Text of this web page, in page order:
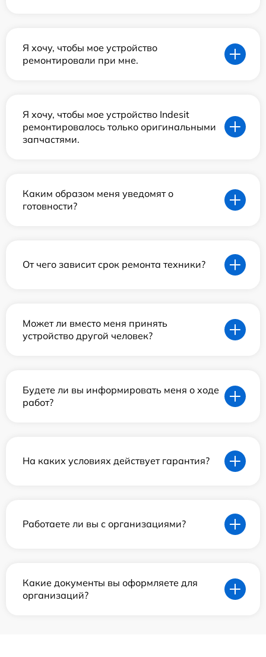
Я хочу, чтобы мое устройство
ремонтировали при мне.
Я хочу, чтобы мое устройство Indesit
ремонтировалось только оригинальными
запчастями.
Каким образом меня уведомят о
готовности?
От чего зависит срок ремонта техники?
Может ли вместо меня принять
устройство другой человек?
Будете ли вы информировать меня о ходе
работ?
На каких условиях действует гарантия?
Работаете ли вы с организациями?
Какие документы вы оформляете для
организаций?